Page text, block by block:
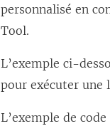
personnalisé en
Tool.
L’exemple ci-
pour exécuter une
L’exemple de